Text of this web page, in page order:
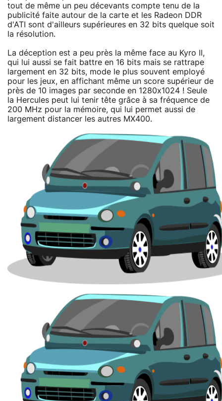
tout de même un peu décevants compte tenu de la
publicité faite autour de la carte et les Radeon DDR
d'ATI sont d'ailleurs supérieures en 32 bits quelque soit
la résolution.
La déception est a peu près la même face au Kyro II,
qui lui aussi se fait battre en 16 bits mais se rattrape
largement en 32 bits, mode le plus souvent employé
pour les jeux, en affichant même un score supérieur de
près de 10 images par seconde en 1280x1024 ! Seule
la Hercules peut lui tenir tête grâce à sa fréquence de
200 MHz pour la mémoire, qui lui permet aussi de
largement distancer les autres MX400.